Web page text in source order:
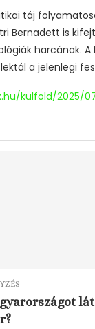
táj
Bernadett is
harcának.
a jelenlegi
kulfold/2025/